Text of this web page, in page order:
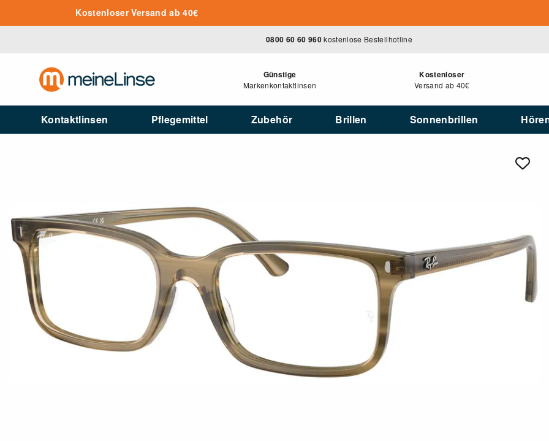
Zum Hauptinhalt springenKostenloser Versand ab 40€
0800 60 60 960kostenlose Bestellhotline
Günstige
Markenkontaktlinsen
Kostenloser
Versand ab 40€
Kontaktlinsen Pflegemittel Zubehör Brillen Sonnenbrillen